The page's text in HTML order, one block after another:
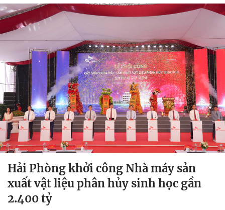
Hải Phòng khởi công Nhà máy sản
xuất vật liệu phân hủy sinh học gần
2.400 tỷ